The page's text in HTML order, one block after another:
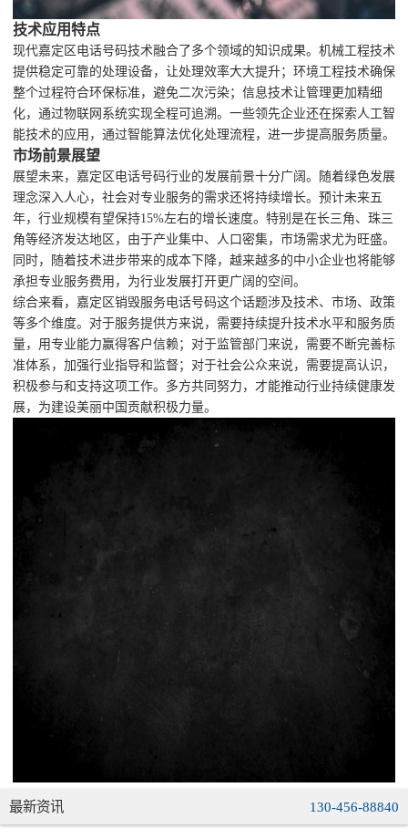
技术应用特点
现代嘉定区电话号码技术融合了多个领域的知识成果。机械工程技术
提供稳定可靠的处理设备，让处理效率大大提升；环境工程技术确保
整个过程符合环保标准，避免二次污染；信息技术让管理更加精细
化，通过物联网系统实现全程可追溯。一些领先企业还在探索人工智
能技术的应用，通过智能算法优化处理流程，进一步提高服务质量。
市场前景展望
展望未来，嘉定区电话号码行业的发展前景十分广阔。随着绿色发展
理念深入人心，社会对专业服务的需求还将持续增长。预计未来五
年，行业规模有望保持15%左右的增长速度。特别是在长三角、珠三
角等经济发达地区，由于产业集中、人口密集，市场需求尤为旺盛。
同时，随着技术进步带来的成本下降，越来越多的中小企业也将能够
承担专业服务费用，为行业发展打开更广阔的空间。
综合来看，嘉定区销毁服务电话号码这个话题涉及技术、市场、政策
等多个维度。对于服务提供方来说，需要持续提升技术水平和服务质
量，用专业能力赢得客户信赖；对于监管部门来说，需要不断完善标
准体系，加强行业指导和监督；对于社会公众来说，需要提高认识，
积极参与和支持这项工作。多方共同努力，才能推动行业持续健康发
展，为建设美丽中国贡献积极力量。
最新资讯 130-456-88840